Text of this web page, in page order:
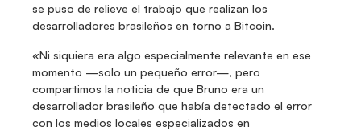
se puso de relieve el trabajo que realizan los
desarrolladores brasileños en torno a Bitcoin.
«Ni siquiera era algo especialmente relevante en ese
momento —solo un pequeño error—, pero
compartimos la noticia de que Bruno era un
desarrollador brasileño que había detectado el error
con los medios locales especializados en